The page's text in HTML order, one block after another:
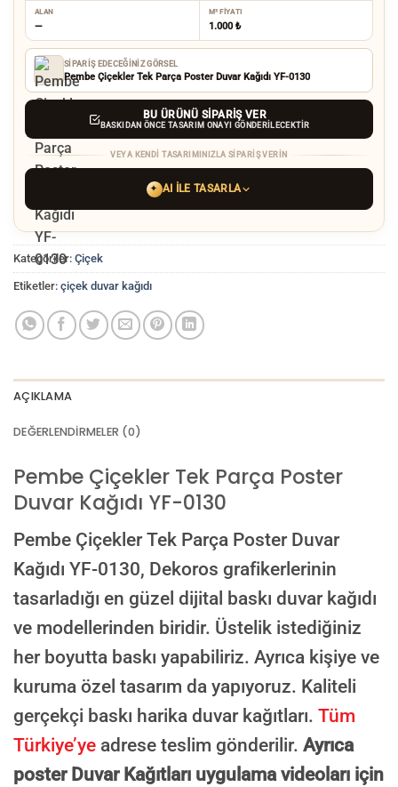
ALAN
—
M² FIYATI
1.000 ₺
SIPARIŞ EDECEĞINIZ GÖRSEL
Pembe Çiçekler Tek Parça Poster Duvar Kağıdı YF-0130
BU ÜRÜNÜ SIPARIŞ VER
BASKIDAN ÖNCE TASARIM ONAYI GÖNDERILECEKTIR
VEYA KENDI TASARIMINIZLA SIPARIŞ VERIN
✦ AI ILE TASARLA
ChatGPT
baskı kalitesine yükseltip
üretim yaparız.
GÖRSEL LINKI
E-posta ile de gönderebilirsiniz:
Görseliniz baskıya alınmadan önce ölçüye göre düzenlenmiş son hali
AI TASARIMIYLA SIPARIŞ VER
ONAYINIZDAN SONRA BASKIYA GEÇILECEK
Kategoriler: Çiçek
Etiketler: çiçek duvar kağıdı
AÇIKLAMA
DEĞERLENDIRMELER (0)
Pembe Çiçekler Tek Parça Poster
Duvar Kağıdı YF-0130
Pembe Çiçekler Tek Parça Poster Duvar
Kağıdı YF-0130, Dekoros grafikerlerinin
tasarladığı en güzel dijital baskı duvar kağıdı
ve modellerinden biridir. Üstelik istediğiniz
her boyutta baskı yapabiliriz. Ayrıca kişiye ve
kuruma özel tasarım da yapıyoruz. Kaliteli
gerçekçi baskı harika duvar kağıtları. Tüm
Türkiye’ye adrese teslim gönderilir. Ayrıca
poster Duvar Kağıtları uygulama videoları için